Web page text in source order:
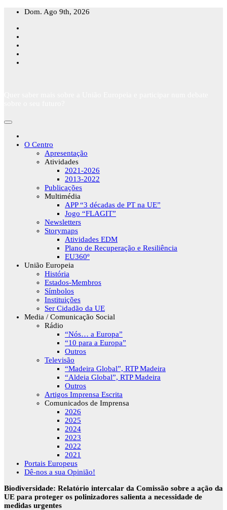
Skip
content
Dom. Ago 9th, 2026
O Centro
Apresentação
Atividades
2021-2026
2013-2022
Publicações
Multimédia
APP “3 décadas de PT na UE”
Jogo “FLAGIT”
Newsletters
Storymaps
Atividades EDM
Plano de Recuperação e Resiliência
EU360º
União Europeia
História
Estados-Membros
Símbolos
Instituições
Ser Cidadão da UE
Media / Comunicação Social
Rádio
“Nós… a Europa”
“10 para a Europa”
Outros
Televisão
“Madeira Global”, RTP Madeira
“Aldeia Global”, RTP Madeira
Outros
Artigos Imprensa Escrita
Comunicados de Imprensa
2026
2025
2024
2023
2022
2021
Portais Europeus
Dê-nos a sua Opinião!
Biodiversidade: Relatório intercalar da Comissão sobre a ação da
UE para proteger os polinizadores salienta a necessidade de
medidas urgentes